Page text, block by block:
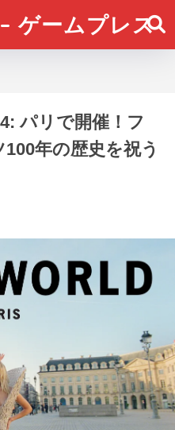
ゲームプレス
パリで開催！フ
年の歴史を祝う